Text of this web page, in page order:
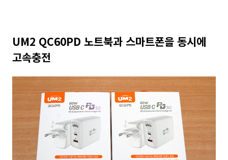
UM2 QC60PD 노트북과 스마트폰을 동시에
고속충전